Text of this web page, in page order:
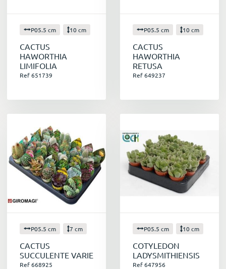
P05.5 cm 10 cm
CACTUS
HAWORTHIA
LIMIFOLIA
Ref 651739
P05.5 cm 10 cm
CACTUS
HAWORTHIA
RETUSA
Ref 649237
P05.5 cm 7 cm
CACTUS
SUCCULENTE VARIE
Ref 668925
P05.5 cm 10 cm
COTYLEDON
LADYSMITHIENSIS
Ref 647956